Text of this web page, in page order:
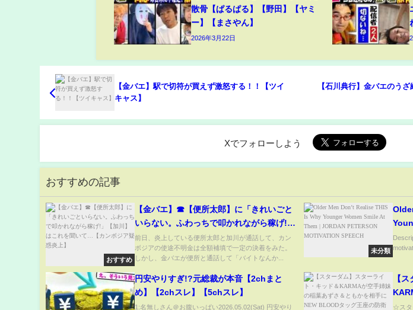
散骨【ぱるぱる】【野田】【ヤミ
ー】【まさやん】
2026年3月22日
【金バエ】駅で切符が買えず激怒する！！【ツイ
キャス】
【石川典行】金バエのう
Xでフォローしよう
おすすめの記事
おすすめ
【金バエ】☎【便所太郎】に「きれいごと
いらない。ふわっちで叩かれながら稼げ!」
【加川】はこれを聞いて…【カンボジア疑
惑炎上】
前日、炎上している便所太郎と加川が通話して、カン
ボジアの使途不明金は全額補填で一定の決着をみた。
しかし、金バエが便所と通話して「バイトなんか...
未分類
円安やりすぎ!?元総裁が本音【2chまと
め】【2chスレ】【5chスレ】
1:名無しさん＠お腹いっぱい2026.05.02(Sat) 円安やり
【
を相
☆スタ